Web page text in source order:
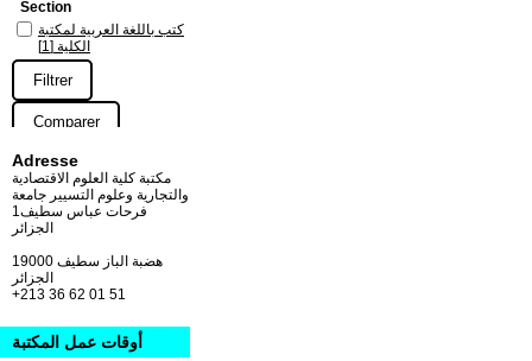
Section
كتب باللغة العربية لمكتبة
الكلية [1]
Adresse
مكتبة كلية العلوم الاقتصادية
والتجارية وعلوم التسيير جامعة
فرحات عباس سطيف1
الجزائر
19000 هضبة الباز سطيف
+213 36 62 01 51
أوقات عمل المكتبة